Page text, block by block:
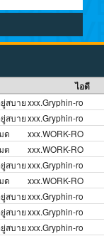
ไอดี
สบายxxx.Gryphin-ro
สบายxxx.Gryphin-ro
ด
xxx.WORK-RO
ด
xxx.WORK-RO
สบายxxx.Gryphin-ro
ด
xxx.WORK-RO
สบายxxx.Gryphin-ro
สบายxxx.Gryphin-ro
สบายxxx.Gryphin-ro